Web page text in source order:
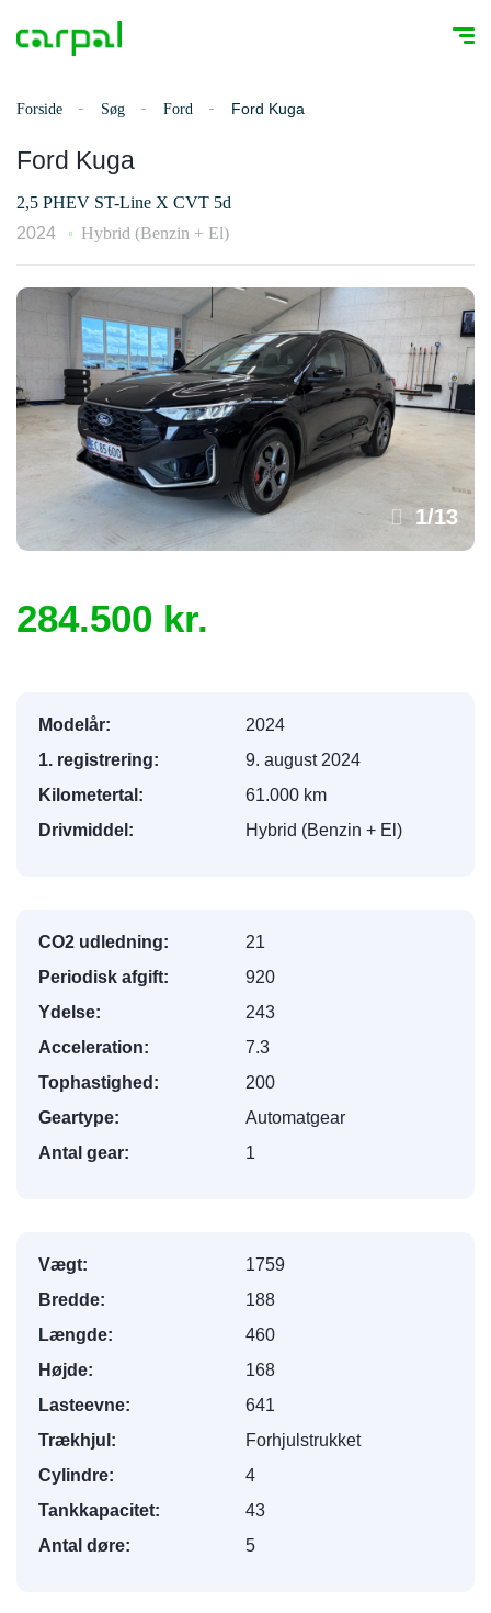
Forside Søg Ford Ford Kuga
Ford Kuga
2,5 PHEV ST-Line X CVT 5d
2024
Hybrid (Benzin + El)
1/13
284.500 kr.
Modelår:
2024
1. registrering:
9. august 2024
Kilometertal:
61.000 km
Drivmiddel:
Hybrid (Benzin + El)
CO2 udledning:
21
Periodisk afgift:
920
Ydelse:
243
Acceleration:
7.3
Tophastighed:
200
Geartype:
Automatgear
Antal gear:
1
Vægt:
1759
Bredde:
188
Længde:
460
Højde:
168
Lasteevne:
641
Trækhjul:
Forhjulstrukket
Cylindre:
4
Tankkapacitet:
43
Antal døre:
5